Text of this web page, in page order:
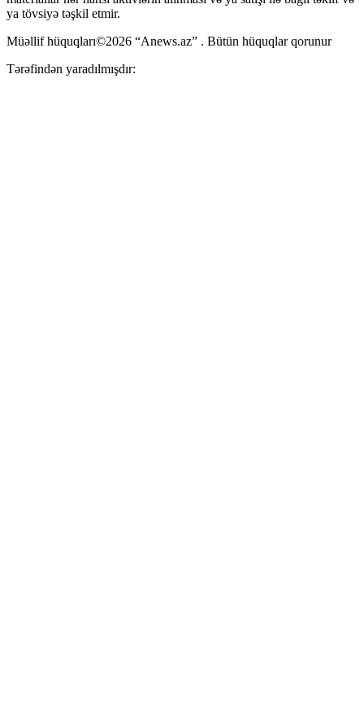
ya tövsiyə təşkil etmir.
Müəllif hüquqları©2026 “Anews.az” . Bütün hüquqlar qorunur
Tərəfindən yaradılmışdır: